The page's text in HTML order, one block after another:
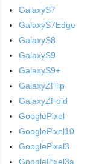
GalaxyS7
GalaxyS7Edge
GalaxyS8
GalaxyS9
GalaxyS9+
GalaxyZFlip
GalaxyZFold
GooglePixel
GooglePixel10
GooglePixel3
GooglePixel3a